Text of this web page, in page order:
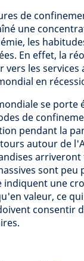
de
une
les
En effet, la
les services
en
se
de
pendant la
autour de
sont peu
indiquent une
valeur, ce
consentir